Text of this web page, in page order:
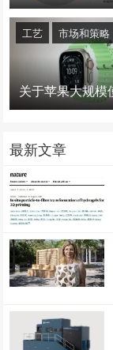
工艺 市场和策略
最新文章